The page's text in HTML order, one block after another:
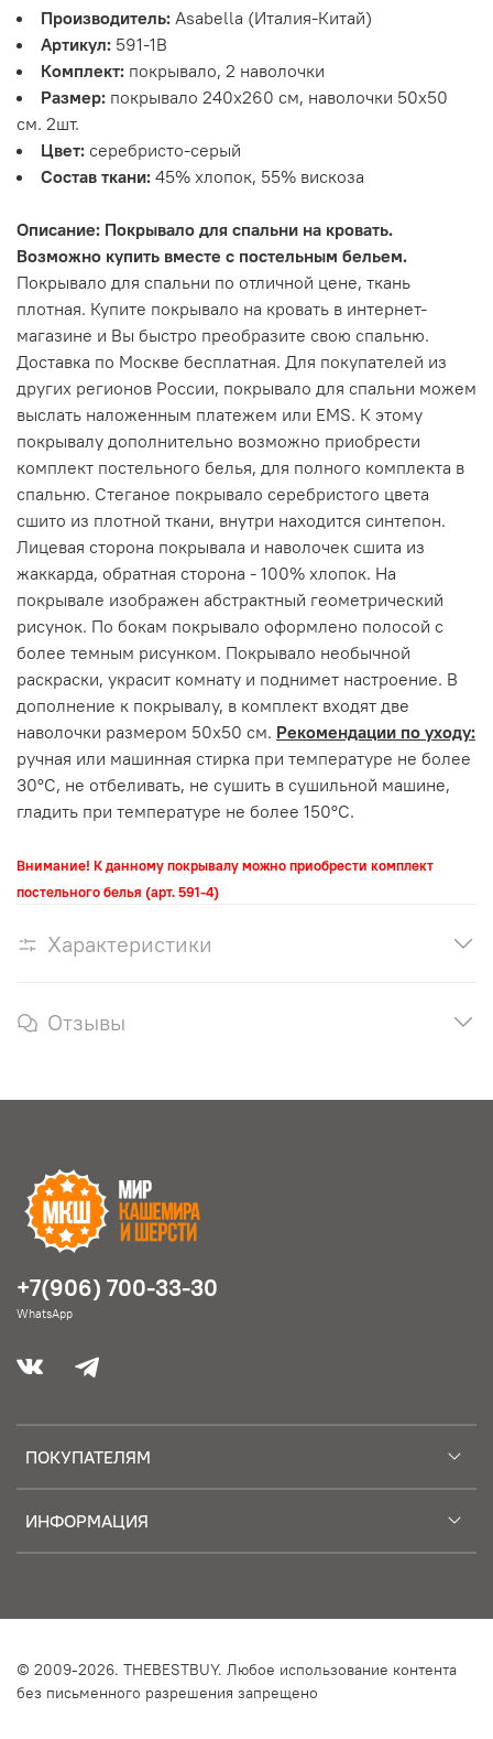
Производитель: Asabella (Италия-Китай)
Артикул: 591-1B
Комплект: покрывало, 2 наволочки
Размер: покрывало 240х260 см, наволочки 50х50
см. 2шт.
Цвет: серебристо-серый
Состав ткани: 45% хлопок, 55% вискоза
Описание: Покрывало для спальни на кровать.
Возможно купить вместе с постельным бельем.
Покрывало для спальни по отличной цене, ткань
плотная. Купите покрывало на кровать в интернет-
магазине и Вы быстро преобразите свою спальню.
Доставка по Москве бесплатная. Для покупателей из
других регионов России, покрывало для спальни можем
выслать наложенным платежем или EMS. К этому
покрывалу дополнительно возможно приобрести
комплект постельного белья, для полного комплекта в
спальню. Стеганое покрывало серебристого цвета
сшито из плотной ткани, внутри находится синтепон.
Лицевая сторона покрывала и наволочек сшита из
жаккарда, обратная сторона - 100% хлопок. На
покрывале изображен абстрактный геометрический
рисунок. По бокам покрывало оформлено полосой с
более темным рисунком. Покрывало необычной
раскраски, украсит комнату и поднимет настроение. В
дополнение к покрывалу, в комплект входят две
наволочки размером 50х50 см. Рекомендации по уходу:
ручная или машинная стирка при температуре не более
30°С, не отбеливать, не сушить в сушильной машине,
гладить при температуре не более 150°С.
Внимание! К данному покрывалу можно приобрести комплект
постельного белья (арт. 591-4)
Характеристики
Отзывы
ПОКУПАТЕЛЯМ
ИНФОРМАЦИЯ
+7(906) 700-33-30
WhatsApp
© 2009-2026. THEBESTBUY. Любое использование контента
без письменного разрешения запрещено